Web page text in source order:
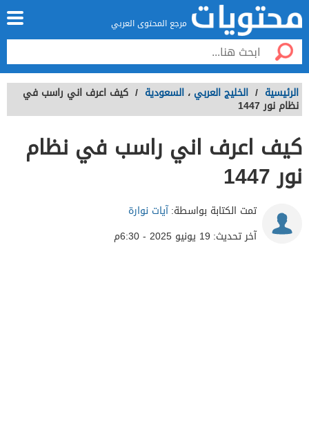
مرجع المحتوى العربي
الرئيسية / الخليج العربي ، السعودية / كيف اعرف اني راسب في
نظام نور 1447
كيف اعرف اني راسب في نظام
نور 1447
تمت الكتابة بواسطة:آيات نوارة
آخر تحديث: 19 يونيو 2025 - 6:30م